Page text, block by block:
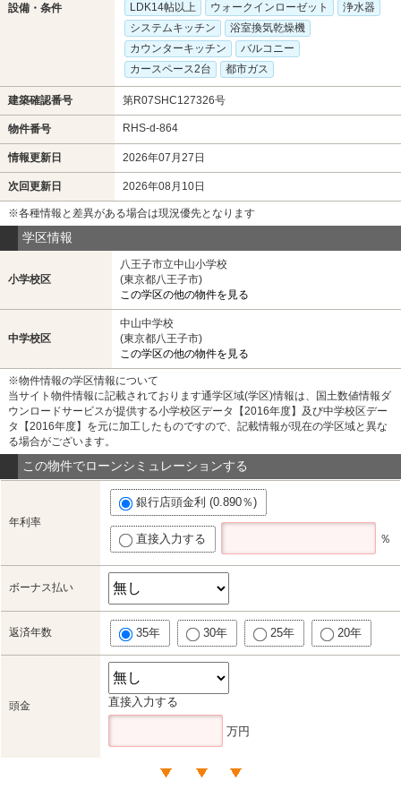
設備・条件
LDK14帖以上
ウォークインローゼット
浄水器
システムキッチン
浴室換気乾燥機
カウンターキッチン
バルコニー
カースペース2台
都市ガス
建築確認番号 第R07SHC127326号
物件番号 RHS-d-864
情報更新日 2026年07月27日
次回更新日 2026年08月10日
※各種情報と差異がある場合は現況優先となります
学区情報
小学校区
八王子市立中山小学校
(東京都八王子市)
この学区の他の物件を見る
中学校区
中山中学校
(東京都八王子市)
この学区の他の物件を見る
※物件情報の学区情報について
当サイト物件情報に記載されております通学区域(学区)情報は、国土数値情報ダ
ウンロードサービスが提供する小学校区データ【2016年度】及び中学校区デー
タ【2016年度】を元に加工したものですので、記載情報が現在の学区域と異な
る場合がございます。
この物件でローンシミュレーションする
年利率
銀行店頭金利 (0.890％)
直接入力する ％
ボーナス払い
返済年数 35年 30年 25年 20年
頭金 直接入力する
万円